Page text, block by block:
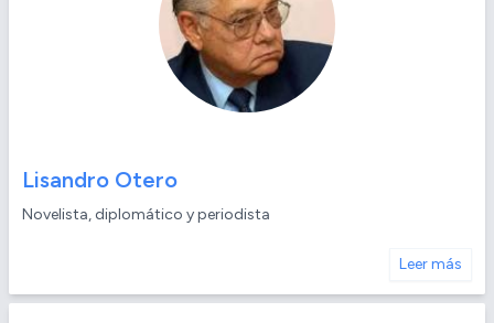
Lisandro Otero
Novelista, diplomático y periodista
Leer más